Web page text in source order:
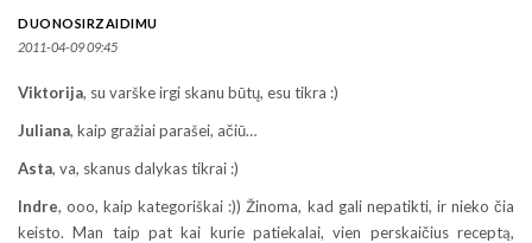
DUONOSIRZAIDIMU
2011-04-09 09:45
Viktorija, su varške irgi skanu būtų, esu tikra :)
Juliana, kaip gražiai parašei, ačiū…
Asta, va, skanus dalykas tikrai :)
Indre, ooo, kaip kategoriškai :)) Žinoma, kad gali nepatikti, ir nieko čia
keisto. Man taip pat kai kurie patiekalai, vien perskaičius receptą,